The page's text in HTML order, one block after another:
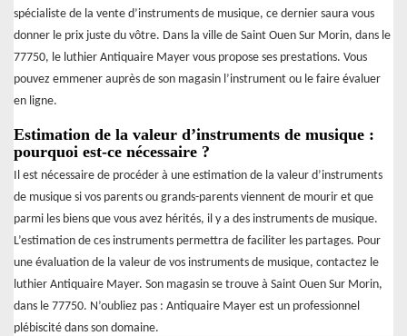
spécialiste de la vente d’instruments de musique, ce dernier saura vous
donner le prix juste du vôtre. Dans la ville de Saint Ouen Sur Morin, dans le
77750, le luthier Antiquaire Mayer vous propose ses prestations. Vous
pouvez emmener auprès de son magasin l’instrument ou le faire évaluer
en ligne.
Estimation de la valeur d’instruments de musique :
pourquoi est-ce nécessaire ?
Il est nécessaire de procéder à une estimation de la valeur d’instruments
de musique si vos parents ou grands-parents viennent de mourir et que
parmi les biens que vous avez hérités, il y a des instruments de musique.
L’estimation de ces instruments permettra de faciliter les partages. Pour
une évaluation de la valeur de vos instruments de musique, contactez le
luthier Antiquaire Mayer. Son magasin se trouve à Saint Ouen Sur Morin,
dans le 77750. N’oubliez pas : Antiquaire Mayer est un professionnel
plébiscité dans son domaine.